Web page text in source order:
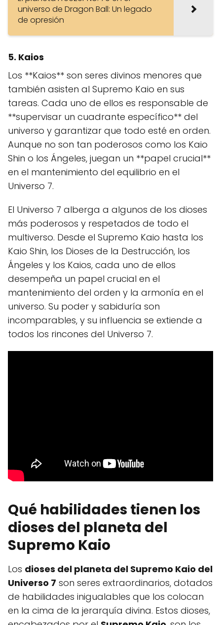
universo de Dragon Ball: Un legado
de opresión
5. Kaios
Los **Kaios** son seres divinos menores que
también asisten al Supremo Kaio en sus
tareas. Cada uno de ellos es responsable de
**supervisar un cuadrante específico** del
universo y garantizar que todo esté en orden.
Aunque no son tan poderosos como los Kaio
Shin o los Ángeles, juegan un **papel crucial**
en el mantenimiento del equilibrio en el
Universo 7.
El Universo 7 alberga a algunos de los dioses
más poderosos y respetados de todo el
multiverso. Desde el Supremo Kaio hasta los
Kaio Shin, los Dioses de la Destrucción, los
Ángeles y los Kaios, cada uno de ellos
desempeña un papel crucial en el
mantenimiento del orden y la armonía en el
universo. Su poder y sabiduría son
incomparables, y su influencia se extiende a
todos los rincones del Universo 7.
Qué habilidades tienen los
dioses del planeta del
Supremo Kaio
Los dioses del planeta del Supremo Kaio del
Universo 7 son seres extraordinarios, dotados
de habilidades inigualables que los colocan
en la cima de la jerarquía divina. Estos dioses,